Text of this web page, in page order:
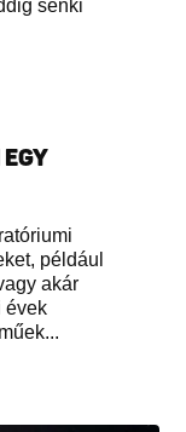
senki
például
akár
évek